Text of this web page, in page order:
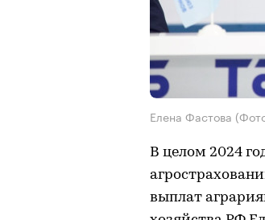
Елена Фастова
В целом 2024
выплат